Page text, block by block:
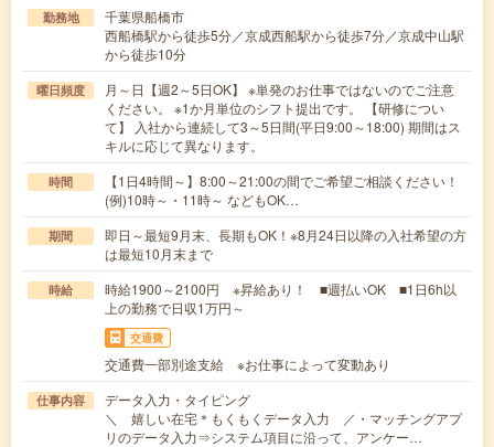
勤務地
千葉県船橋市
西船橋駅から徒歩5分／京成西船駅から徒歩7分／京成中山駅
から徒歩10分
曜日頻度
月～日【週2～5日OK】 ※単発のお仕事ではないのでご注意
ください。 ※1か月単位のシフト提出です。 【研修につい
て】 入社から連続して3～5日間(平日9:00～18:00) 期間はス
キルに応じて異なります。
時間
【1日4時間～】8:00～21:00の間でご希望ご相談ください！
(例)10時～・11時～ などもOK…
期間
即日～最短9月末、長期もOK！※8月24日以降の入社希望の方
は最短10月末まで
時給
時給1900～2100円 ※昇給あり！ ■週払いOK ■1日6h以
上の勤務で日収1万円～
交通費
交通費一部別途支給 ※お仕事によって変動あり
仕事内容
データ入力・タイピング
＼ 嬉しい在宅＊もくもくデータ入力 ／・マッチングアプ
リのデータ入力⇒システム項目に沿って、アンケー…